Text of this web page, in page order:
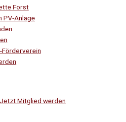
Forst
PV-Anlage
Förderverein
Jetzt Mitglied werden